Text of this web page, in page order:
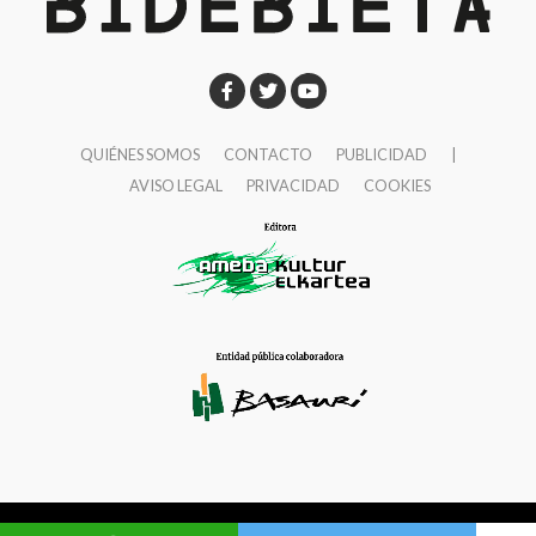
realizamos incidencia política y abogamos por la
transparentes y que rindan cuentas a la ciudadanía.
evaluados y publicados periódicamente y de manera
accesible. Estamos también incidiendo por incorporar
en los planes oncológicos elementos de
humanización contando con la participación de
personas con cáncer.
¿Cuáles son los programas y servicios gratuitos
Desde hace más de 30 años
contamos con un teléfono gratuito, 900 100 036, al
QUIÉNES SOMOS CONTACTO PUBLICIDAD
AVISO LEGAL
PRIVACIDAD COOKIES